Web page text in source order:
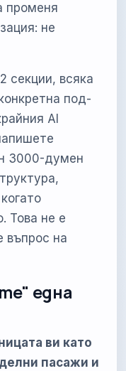
променя
не
секции, всяка
под-
AI
3000-думен
Това не е
въпрос на
една
ви като
пасажи и